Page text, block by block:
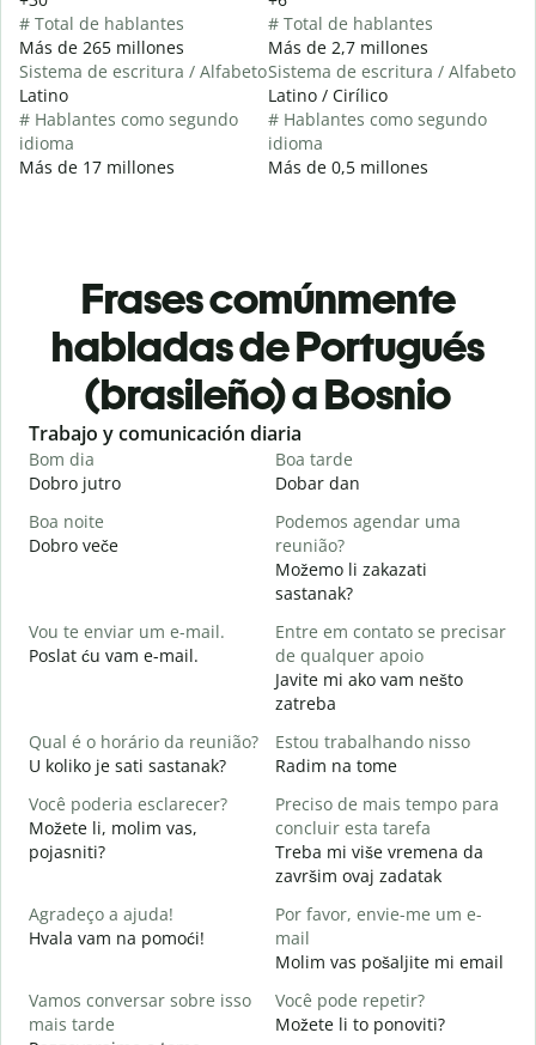
# Total de hablantes
Más de 265 millones
Sistema de escritura / Alfabeto
Latino
# Hablantes como segundo
idioma
Más de 17 millones
# Total de hablantes
Más de 2,7 millones
Sistema de escritura / Alfabeto
Latino / Cirílico
# Hablantes como segundo
idioma
Más de 0,5 millones
Frases comúnmente
habladas de Portugués
(brasileño) a Bosnio
Slide 1 of 6
Trabajo y comunicación diaria
Bom dia
Dobro jutro
Boa tarde
Dobar dan
Boa noite
Dobro veče
Podemos agendar uma
reunião?
Možemo li zakazati
sastanak?
Vou te enviar um e-mail.
Poslat ću vam e-mail.
Entre em contato se precisar
de qualquer apoio
Javite mi ako vam nešto
zatreba
Qual é o horário da reunião?
U koliko je sati sastanak?
Estou trabalhando nisso
Radim na tome
Você poderia esclarecer?
Možete li, molim vas,
pojasniti?
Preciso de mais tempo para
concluir esta tarefa
Treba mi više vremena da
završim ovaj zadatak
Agradeço a ajuda!
Hvala vam na pomoći!
Por favor, envie-me um e-
mail
Molim vas pošaljite mi email
Vamos conversar sobre isso
mais tarde
Você pode repetir?
Možete li to ponoviti?